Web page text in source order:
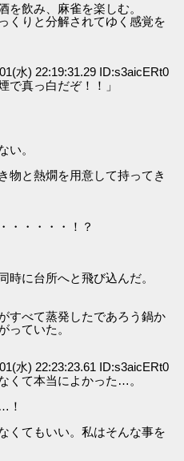
を飲み、麻雀を楽しむ。
くりと分解されてゆく感覚を
水) 22:19:31.29 ID:s3aicERt0
で真っ白だぞ！！」
い。
物と熱燗を用意して持ってき
・・・・・！？
時に台所へと飛び込んだ。
すべて蒸発したであろう鍋か
っていた。
水) 22:23:23.61 ID:s3aicERt0
くて本当によかった…。
！
くてもいい。私はそんな事を